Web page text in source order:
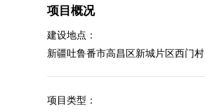
项目概况
建设地点：
新疆吐鲁番市高昌区新城片区西门村
项目类型：